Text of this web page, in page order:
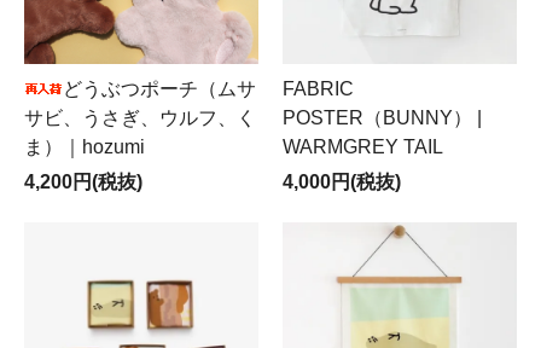
どうぶつポーチ（ムサ
サビ、うさぎ、ウルフ、く
ま）｜hozumi
4,200円(税抜)
FABRIC
POSTER（BUNNY） |
WARMGREY TAIL
4,000円(税抜)